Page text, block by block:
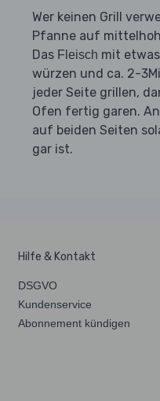
Wer keinen Grill
Pfanne auf
Das Fleisch mit
würzen und ca. 2-
jeder Seite grillen,
Ofen fertig garen.
auf beiden Seiten
gar ist.
Hilfe & Kontakt
DSGVO
Kundenservice
Abonnement kündigen